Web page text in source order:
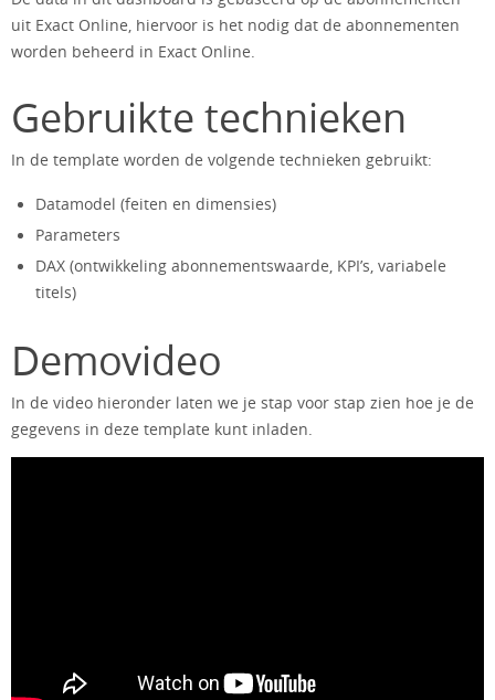
uit Exact Online, hiervoor is het nodig dat de abonnementen
worden beheerd in Exact Online.
Gebruikte technieken
In de template worden de volgende technieken gebruikt:
Datamodel (feiten en dimensies)
Parameters
DAX (ontwikkeling abonnementswaarde, KPI’s, variabele
titels)
Demovideo
In de video hieronder laten we je stap voor stap zien hoe je de
gegevens in deze template kunt inladen.